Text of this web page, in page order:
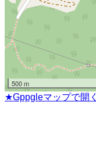
500 m
★Gppgleマップで開く